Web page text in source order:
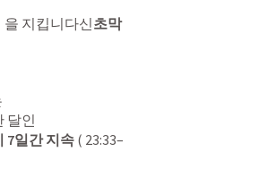
을 지킵니다신초막
7일간 지속 ( 23:33–